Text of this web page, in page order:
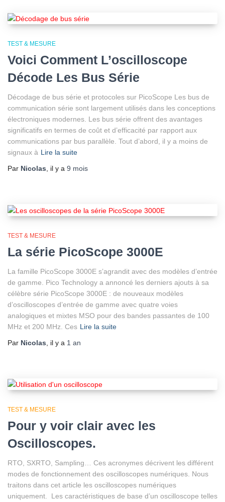
TEST & MESURE
Voici Comment L’oscilloscope
Décode Les Bus Série
Décodage de bus série et protocoles sur PicoScope Les bus de
communication série sont largement utilisés dans les conceptions
électroniques modernes. Les bus série offrent des avantages
significatifs en termes de coût et d’efficacité par rapport aux
communications par bus parallèle. Tout d’abord, il y a moins de
signaux à Lire la suite
Par Nicolas, il y a 9 mois
TEST & MESURE
La série PicoScope 3000E
La famille PicoScope 3000E s’agrandit avec des modèles d’entrée
de gamme. Pico Technology a annoncé les derniers ajouts à sa
célèbre série PicoScope 3000E : de nouveaux modèles
d’oscilloscopes d’entrée de gamme avec quatre voies
analogiques et mixtes MSO pour des bandes passantes de 100
MHz et 200 MHz. Ces Lire la suite
Par Nicolas , il y a 1 an
TEST & MESURE
Pour y voir clair avec les
Oscilloscopes.
RTO, SXRTO, Sampling… Ces acronymes décrivent les différent
modes de fonctionnement des oscilloscopes numériques. Nous
traitons dans cet article les oscilloscopes numériques
uniquement. Les caractéristiques de base d’un oscilloscope telles